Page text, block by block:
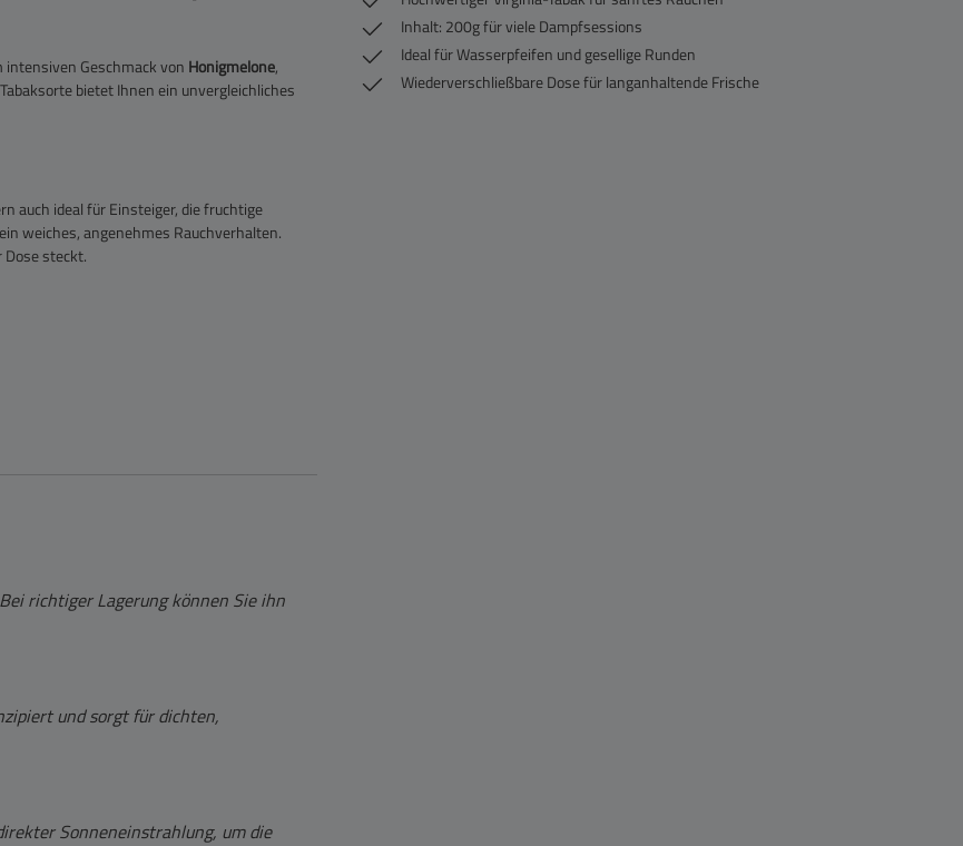
Inhalt: 200g für viele Dampfsessions
Ideal für Wasserpfeifen und gesellige Runden
Wiederverschließbare Dose für langanhaltende Frische
intensiven Geschmack von Honigmelone,
bietet Ihnen ein unvergleichliches
auch ideal für Einsteiger, die fruchtige
weiches, angenehmes Rauchverhalten.
Dose steckt.
richtiger Lagerung können Sie ihn
und sorgt für dichten,
Sonneneinstrahlung, um die